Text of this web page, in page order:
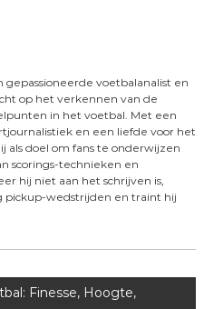
gepassioneerde voetbalanalist en
op het verkennen van de
in het voetbal. Met een
en een liefde voor het
als doel om fans te onderwijzen
scorings-technieken en
hij niet aan het schrijven is,
pickup-wedstrijden en traint hij
Finesse, Hoogte,